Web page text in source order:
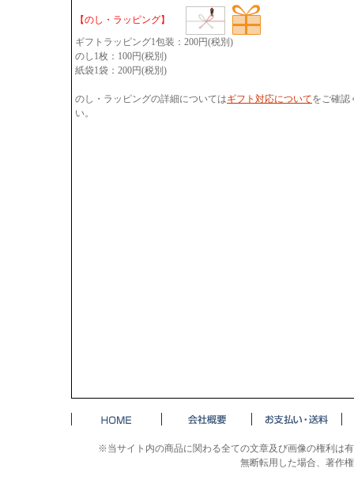
【のし・ラッピング】
ギフトラッピング1包装：200円(税別)
のし1枚：100円(税別)
紙袋1袋：200円(税別)
のし・ラッピングの詳細についてはギフト対応についてをご確認
い。
※当サイト内の商品に関わる全ての文章及び画像の権利は
無断転用した場合、著作